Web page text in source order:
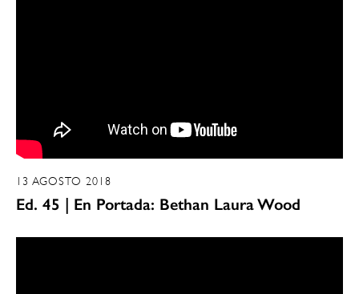
13 AGOSTO 2018
Ed. 45 | En Portada: Bethan Laura Wood